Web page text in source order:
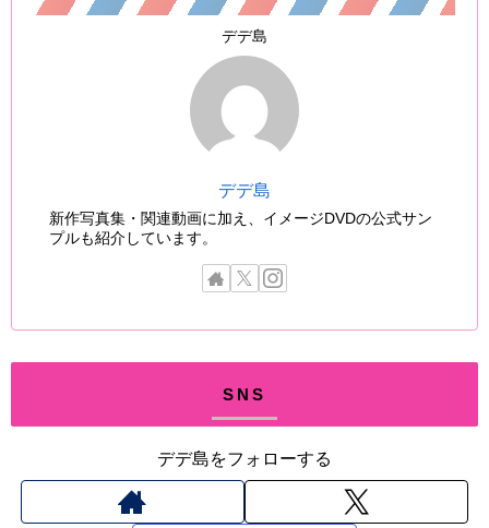
デデ島
デデ島
新作写真集・関連動画に加え、イメージDVDの公式サン
プルも紹介しています。
SNS
デデ島をフォローする